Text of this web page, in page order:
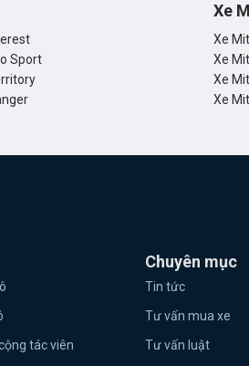
Sport
Xe
Xe
Xe
Xe
Xe
tác viên
Chuyên mục
Tin tức
Tư vấn mua xe
Tư vấn luật